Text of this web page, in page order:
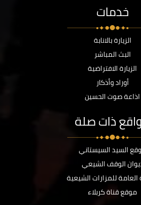
خدمات
الزيارة بالانابة
البث المباشر
الزيارة الافتراضية
أوراد وأذكار
اذاعة صوت الحسين
ذات صلة
السيد السيستاني
الوقف الشيعي
العامة للمزارات الشيعية
موقع قناة كربلاء